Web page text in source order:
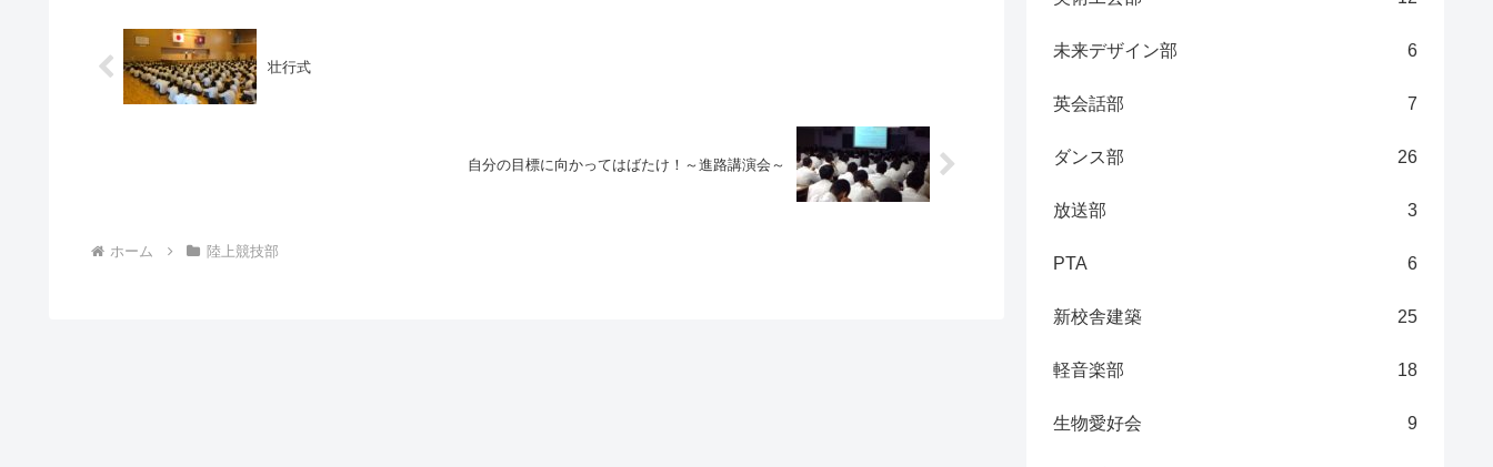
壮行式
自分の目標に向かってはばたけ！～進路講演会～
ホーム 陸上競技部
未来デザイン部 6
英会話部 7
ダンス部 26
放送部 3
PTA 6
新校舎建築 25
軽音楽部 18
生物愛好会 9